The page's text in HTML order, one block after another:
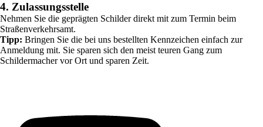
4. Zulassungsstelle
Nehmen Sie die geprägten Schilder direkt mit zum Termin beim
Straßenverkehrsamt.
Tipp: Bringen Sie die bei uns bestellten Kennzeichen einfach zur
Anmeldung mit. Sie sparen sich den meist teuren Gang zum
Schildermacher vor Ort und sparen Zeit.